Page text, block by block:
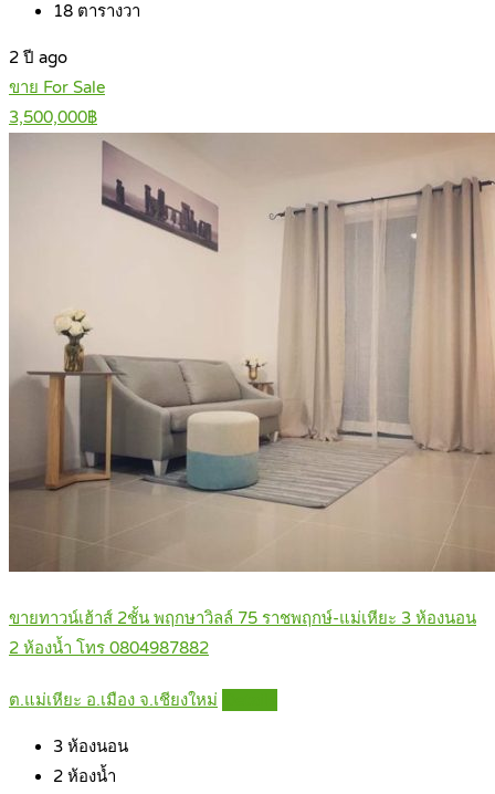
18 ตารางวา
2 ปี ago
ขาย For Sale
3,500,000฿
ขายทาวน์เฮ้าส์ 2ชั้น พฤกษาวิลล์ 75 ราชพฤกษ์-แม่เหียะ 3 ห้องนอน
2 ห้องน้ำ โทร 0804987882
ต.แม่เหียะ อ.เมือง จ.เชียงใหม่
3 ห้องนอน
2 ห้องน้ำ